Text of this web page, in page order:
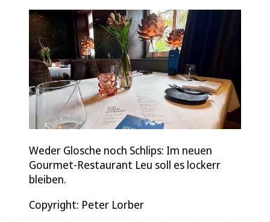
Weder Glosche noch Schlips: Im neuen
Gourmet-Restaurant Leu soll es lockerr
bleiben.
Copyright: Peter Lorber